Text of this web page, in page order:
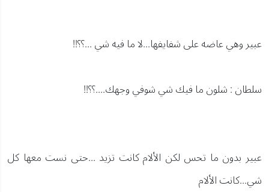
عبير وهي عاضه على شفايفها...لا ما فيه شي ...؟؟!!
سلطان : شلون ما فيك شي شوفي وجهك....؟؟!!
عبير بدون ما تحس لكن الألام كانت تزيد ...حتى نست معها كل
شي...كانت الألام